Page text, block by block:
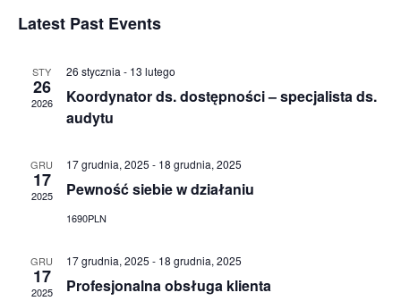
Latest Past Events
STY
26
2026
26 stycznia - 13 lutego
Koordynator ds. dostępności – specjalista ds.
audytu
GRU
17
2025
17 grudnia, 2025 - 18 grudnia, 2025
Pewność siebie w działaniu
1690PLN
GRU
17
2025
17 grudnia, 2025 - 18 grudnia, 2025
Profesjonalna obsługa klienta